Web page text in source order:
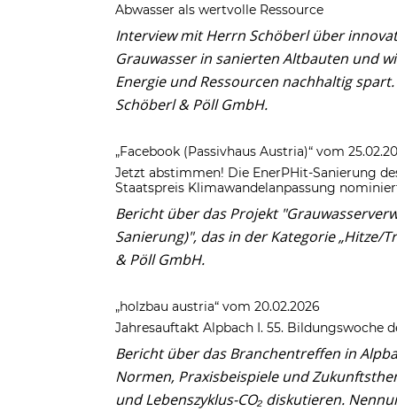
Abwasser als wertvolle Ressource
Interview mit Herrn Schöberl über
Grauwasser in sanierten Altbauten und
Energie und Ressourcen nachhaltig spart.
Schöberl & Pöll GmbH.
„Facebook (Passivhaus Austria)“ vom
Jetzt abstimmen! Die EnerPHit-Sanierung
Staatspreis Klimawandelanpassung
Bericht über das Projekt
Sanierung)", dasin der Kategorie „Hitze/
& Pöll GmbH.
„holzbau austria“ vom 20.02.2026
Jahresauftakt Alpbach I. 55. Bildungswoche
Bericht über das Branchentreffen in
Normen, Praxisbeispiele und
und Lebenszyklus-CO₂ diskutieren.